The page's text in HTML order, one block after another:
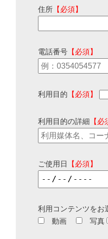
住所 【必須】
電話番号 【必須】
利用目的 【必須】
利用目的の詳細 【必
ご使用日 【必須】
利用コンテンツをお
動画
写真